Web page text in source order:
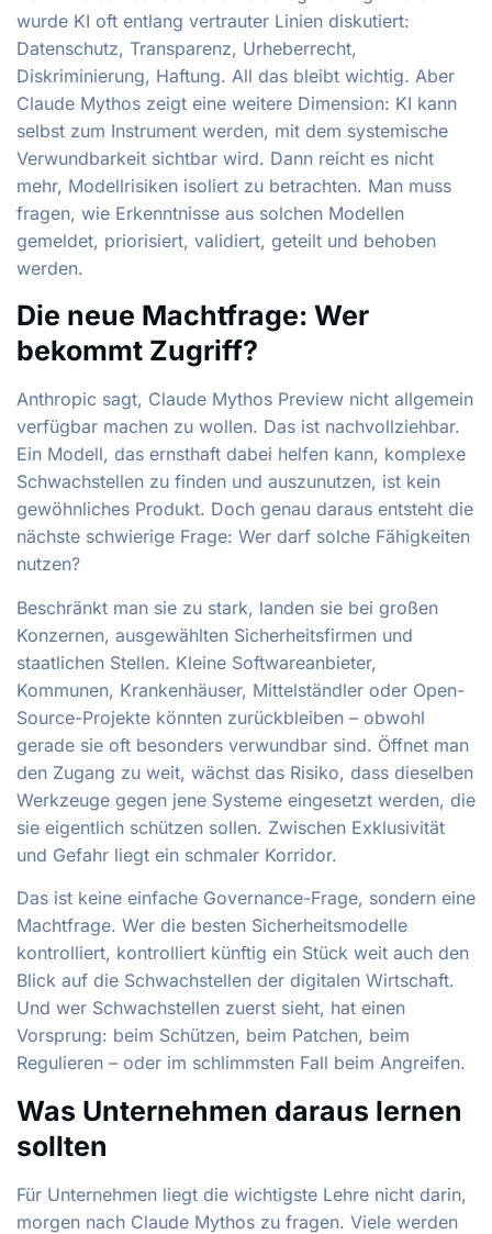
wurde KI oft entlang vertrauter Linien diskutiert:
Datenschutz, Transparenz, Urheberrecht,
Diskriminierung, Haftung. All das bleibt wichtig. Aber
Claude Mythos zeigt eine weitere Dimension: KI kann
selbst zum Instrument werden, mit dem systemische
Verwundbarkeit sichtbar wird. Dann reicht es nicht
mehr, Modellrisiken isoliert zu betrachten. Man muss
fragen, wie Erkenntnisse aus solchen Modellen
gemeldet, priorisiert, validiert, geteilt und behoben
werden.
Die neue Machtfrage: Wer
bekommt Zugriff?
Anthropic sagt, Claude Mythos Preview nicht allgemein
verfügbar machen zu wollen. Das ist nachvollziehbar.
Ein Modell, das ernsthaft dabei helfen kann, komplexe
Schwachstellen zu finden und auszunutzen, ist kein
gewöhnliches Produkt. Doch genau daraus entsteht die
nächste schwierige Frage: Wer darf solche Fähigkeiten
nutzen?
Beschränkt man sie zu stark, landen sie bei großen
Konzernen, ausgewählten Sicherheitsfirmen und
staatlichen Stellen. Kleine Softwareanbieter,
Kommunen, Krankenhäuser, Mittelständler oder Open-
Source-Projekte könnten zurückbleiben – obwohl
gerade sie oft besonders verwundbar sind. Öffnet man
den Zugang zu weit, wächst das Risiko, dass dieselben
Werkzeuge gegen jene Systeme eingesetzt werden, die
sie eigentlich schützen sollen. Zwischen Exklusivität
und Gefahr liegt ein schmaler Korridor.
Das ist keine einfache Governance-Frage, sondern eine
Machtfrage. Wer die besten Sicherheitsmodelle
kontrolliert, kontrolliert künftig ein Stück weit auch den
Blick auf die Schwachstellen der digitalen Wirtschaft.
Und wer Schwachstellen zuerst sieht, hat einen
Vorsprung: beim Schützen, beim Patchen, beim
Regulieren – oder im schlimmsten Fall beim Angreifen.
Was Unternehmen daraus lernen
sollten
Für Unternehmen liegt die wichtigste Lehre nicht darin,
morgen nach Claude Mythos zu fragen. Viele werden